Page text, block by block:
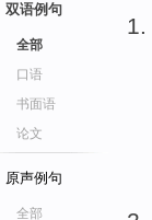
双语例句
全部
口语
书面语
论文
原声例句
全部